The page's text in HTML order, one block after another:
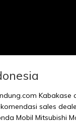
sales
Mobil Mitsubishi